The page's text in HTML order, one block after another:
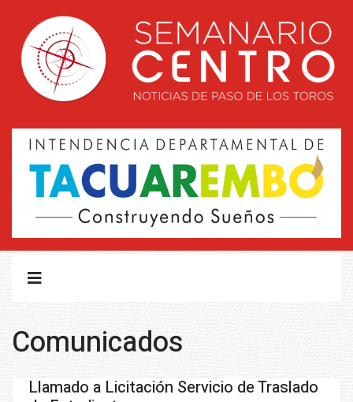
Comunicados
Llamado a Licitación Servicio de Traslado